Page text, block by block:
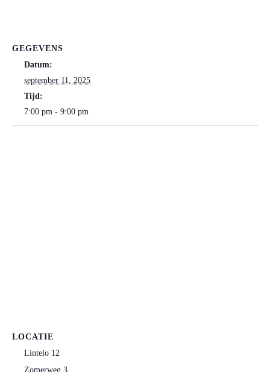
GEGEVENS
Datum:
september 11, 2025
Tijd:
7:00 pm - 9:00 pm
LOCATIE
Lintelo 12
Zomerweg 3